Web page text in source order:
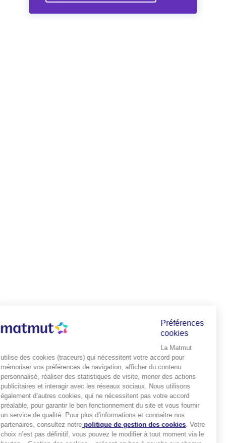
Préférences
cookies
La Matmut
utilise des cookies (traceurs) qui nécessitent votre accord pour
mémoriser vos préférences de navigation, afficher du contenu
personnalisé, réaliser des statistiques de visite, mener des actions
publicitaires et interagir avec les réseaux sociaux. Nous utilisons
également d’autres cookies, qui ne nécessitent pas votre accord
préalable, pour garantir le bon fonctionnement du site et vous fournir
un service de qualité. Pour plus d’informations et connaitre nos
partenaires, consultez notre politique de gestion des cookies. Votre
choix n’est pas définitif, vous pouvez le modifier à tout moment via le